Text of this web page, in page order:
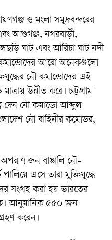
ও মংলা সমুদ্রবন্দরের
আশুগঞ্জ, নগরবাড়ী,
ঘাট এবং আরিচা ঘাট নদী
আরো অনেকগুলো
নৌ কমান্ডোদের এই
উন্নীত করে। চট্টগ্রাম
দেন নৌ কমান্ডো আব্দুল
নৌ বাহিনীর কমোডর,
অপর ৭ জন বাঙালি নৌ-
এসে তারা মুক্তিযুদ্ধে
সংগ্রহ করা হয় ভারতের
আনুমানিক ৫৫০ জন
করেন।